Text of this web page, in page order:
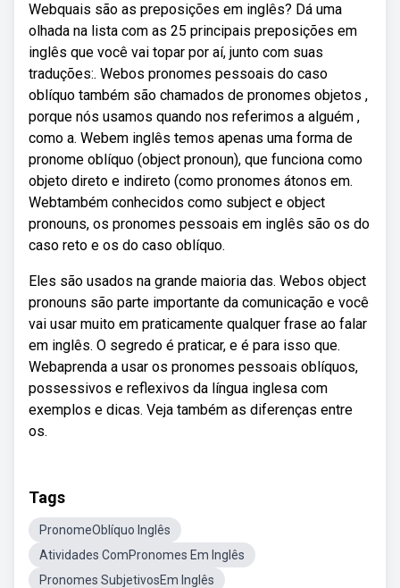
Webquais são as preposições em inglês? Dá uma
olhada na lista com as 25 principais preposições em
inglês que você vai topar por aí, junto com suas
traduções:. Webos pronomes pessoais do caso
oblíquo também são chamados de pronomes objetos ,
porque nós usamos quando nos referimos a alguém ,
como a. Webem inglês temos apenas uma forma de
pronome oblíquo (object pronoun), que funciona como
objeto direto e indireto (como pronomes átonos em.
Webtambém conhecidos como subject e object
pronouns, os pronomes pessoais em inglês são os do
caso reto e os do caso oblíquo.
Eles são usados na grande maioria das. Webos object
pronouns são parte importante da comunicação e você
vai usar muito em praticamente qualquer frase ao falar
em inglês. O segredo é praticar, e é para isso que.
Webaprenda a usar os pronomes pessoais oblíquos,
possessivos e reflexivos da língua inglesa com
exemplos e dicas. Veja também as diferenças entre
os.
Tags
PronomeOblíquo Inglês
Atividades ComPronomes Em Inglês
Pronomes SubjetivosEm Inglês